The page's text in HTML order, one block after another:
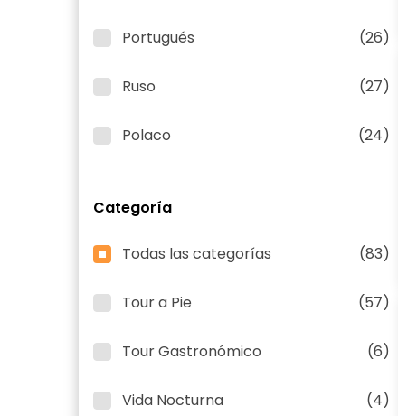
Portugués (26)
Ruso (27)
Polaco (24)
Categoría
Todas las categorías (83)
Tour a Pie (57)
Tour Gastronómico (6)
Vida Nocturna (4)